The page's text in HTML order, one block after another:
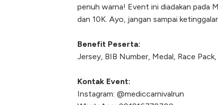
penuh warna! Event ini diadakan pada
dan 10K. Ayo, jangan sampai
Benefit Peserta:
Jersey, BIB Number, Medal, Race
Kontak Event:
Instagram: @mediccarnivalrun